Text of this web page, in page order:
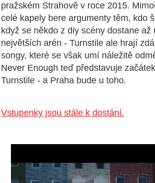
pražském Strahově v roce 2015.
celé kapely bere argumenty těm, kdo
když se někdo z diy scény dostane až
největších arén - Turnstile ale hrají
songy, které se však umí náležitě
Never Enough teď představuje
Turnstile - a Praha bude u toho.
Vstupenky jsou stále k dostání.